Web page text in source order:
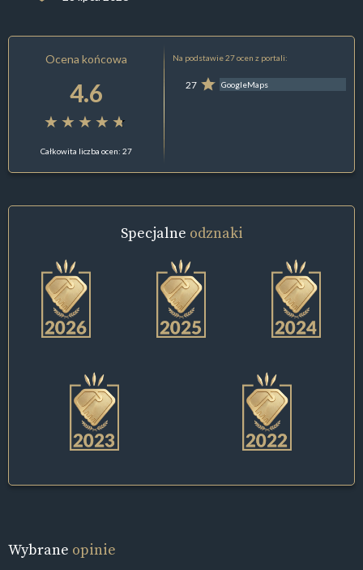
Ocena końcowa
4.6
Całkowita liczba ocen: 27
Na podstawie 27 ocen z portali:
27 GoogleMaps
Specjalne odznaki
Wybrane opinie